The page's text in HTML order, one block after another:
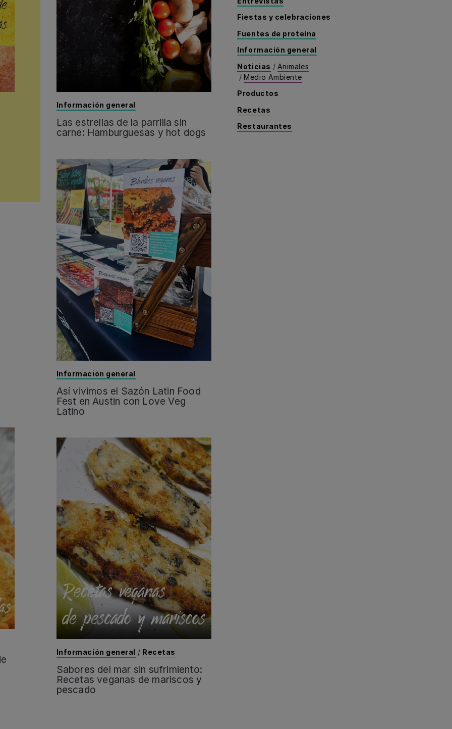
Información general
Las estrellas de la parrilla sin
carne: Hamburguesas y hot dogs
Información general
Así vivimos el Sazón Latin Food
Fest en Austin con Love Veg
Latino
Información general / Recetas
Sabores del mar sin sufrimiento:
Recetas veganas de mariscos y
pescado
Fiestas y celebraciones
Fuentes de proteína
Información general
Noticias / Animales
/Medio Ambiente
Productos
Recetas
Restaurantes